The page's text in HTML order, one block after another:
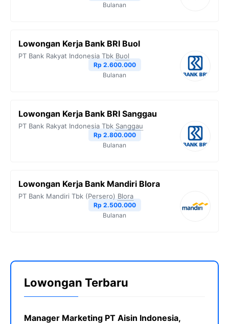
Bulanan
Lowongan Kerja Bank BRI Buol
PT Bank Rakyat Indonesia Tbk Buol
Rp 2.600.000
Bulanan
Lowongan Kerja Bank BRI Sanggau
PT Bank Rakyat Indonesia Tbk Sanggau
Rp 2.800.000
Bulanan
Lowongan Kerja Bank Mandiri Blora
PT Bank Mandiri Tbk (Persero) Blora
Rp 2.500.000
Bulanan
Lowongan Terbaru
Manager Marketing PT Aisin Indonesia,